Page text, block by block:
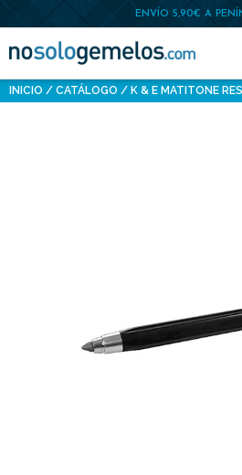
ENVÍO 5,90€ A
INICIO CATÁLOGO K & E MATITONE